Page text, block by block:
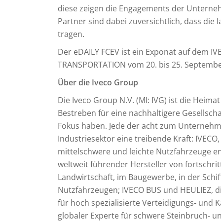
diese zeigen die Engagements der
Partner sind dabei zuversichtlich, dass die
tragen.
Der eDAILY FCEV ist ein Exponat auf dem
TRANSPORTATION vom 20. bis 25.
Über die Iveco Group
Die Iveco Group N.V. (MI: IVG) ist die
Bestreben für eine nachhaltigere
Fokus haben. Jede der acht zum
Industriesektor eine treibende Kraft:
mittelschwere und leichte Nutzfahrzeuge
weltweit führender Hersteller von
Landwirtschaft, im Baugewerbe, in der
Nutzfahrzeugen; IVECO BUS und
für hoch spezialisierte Verteidigungs- und
globaler Experte für schwere Steinbruch-